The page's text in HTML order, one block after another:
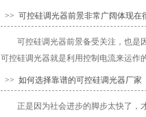
>> 可控硅调光器前景非常广阔体现在
可控硅调光器前景备受关注，也是
可控硅调光器就是利用控制电流来运作
>> 如何选择靠谱的可控硅调光器厂家
正是因为社会进步的脚步太快了，